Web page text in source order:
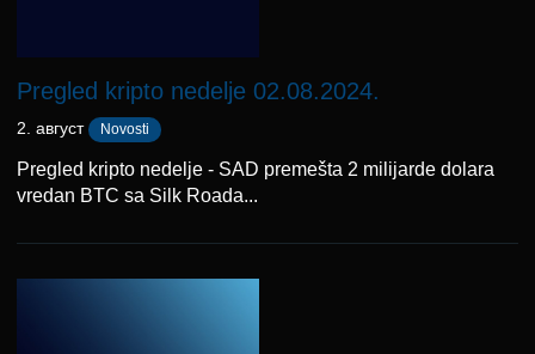
Pregled kripto nedelje 02.08.2024.
2. август Novosti
Pregled kripto nedelje - SAD premešta 2 milijarde dolara
vredan BTC sa Silk Roada...